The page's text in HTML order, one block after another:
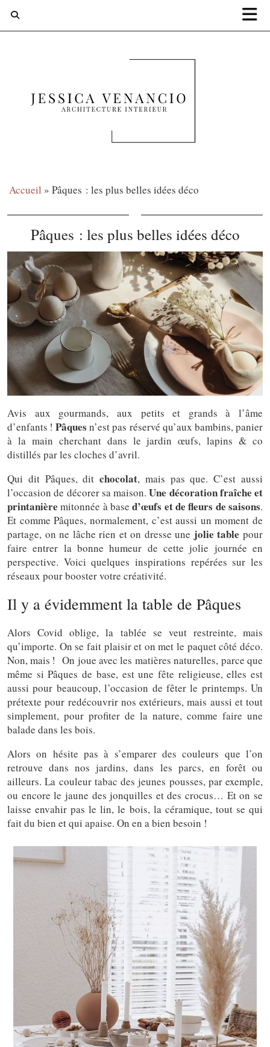
Accueil » Pâques : les plus belles idées déco
Pâques : les plus belles idées déco
Avis aux gourmands, aux petits et grands à l’âme
d’enfants !Pâques n’est pas réservé qu’aux bambins, panier
à la main cherchant dans le jardin œufs, lapins & co
distillés par les cloches d’avril.
Qui dit Pâques, ditchocolat, mais pas que. C’est aussi
l’occasion de décorer sa maison.Une décoration fraîche et
printanière mitonnée à based’œufs et de fleurs de saisons.
Et comme Pâques, normalement, c’est aussi un moment de
partage, on ne lâche rien et on dresse une jolie table pour
faire entrer la bonne humeur de cette jolie journée en
perspective. Voici quelques inspirations repérées sur les
réseaux pour booster votre créativité.
Il y a évidemment la table de Pâques
Alors Covid oblige, la tablée se veut restreinte, mais
qu’importe. On se fait plaisir et on met le paquet côté déco.
Non, mais ! On joue avec les matières naturelles, parce que
même si Pâques de base, est une fête religieuse, elles est
aussi pour beaucoup, l’occasion de fêter le printemps. Un
prétexte pour redécouvrir nos extérieurs, mais aussi et tout
simplement, pour profiter de la nature, comme faire une
balade dans les bois.
Alors on hésite pas à s’emparer des couleurs que l’on
retrouve dans nos jardins, dans les parcs, en forêt ou
ailleurs. La couleur tabac des jeunes pousses, par exemple,
ou encore le jaune des jonquilles et des crocus… Et on se
laisse envahir pas le lin, le bois, la céramique, tout se qui
fait du bien et qui apaise. On en a bien besoin !